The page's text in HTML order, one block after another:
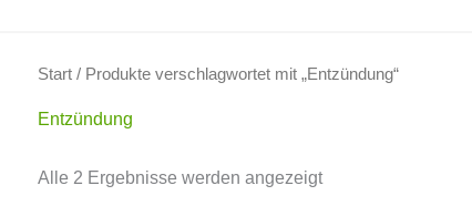
Start / Produkte verschlagwortet mit „Entzündung“
Entzündung
Alle 2 Ergebnisse werden angezeigt